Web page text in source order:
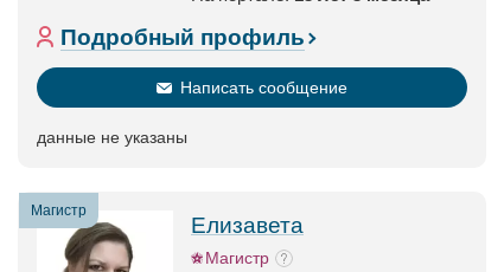
Подробный профиль
Написать сообщение
данные не указаны
Магистр
Елизавета
Магистр